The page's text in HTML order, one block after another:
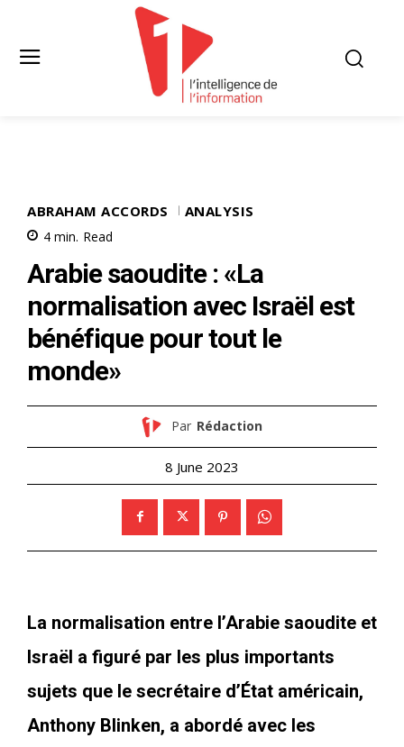
ABRAHAM ACCORDS ANALYSIS
4 min. Read
Arabie saoudite : «La
normalisation avec Israël est
bénéfique pour tout le
monde»
Par Rédaction
8 June 2023
La normalisation entre l’Arabie saoudite et
Israël a figuré par les plus importants
sujets que le secrétaire d’État américain,
Anthony Blinken, a abordé avec les